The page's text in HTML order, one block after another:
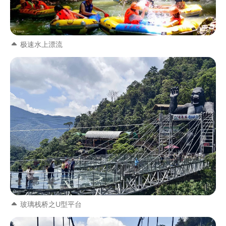
极速水上漂流
玻璃栈桥之U型平台